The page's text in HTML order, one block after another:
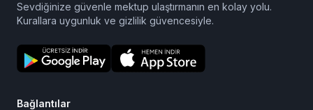
Sevdiğinize güvenle mektup ulaştırmanın en kolay yolu.
Kurallara uygunluk ve gizlilik güvencesiyle.
Bağlantılar